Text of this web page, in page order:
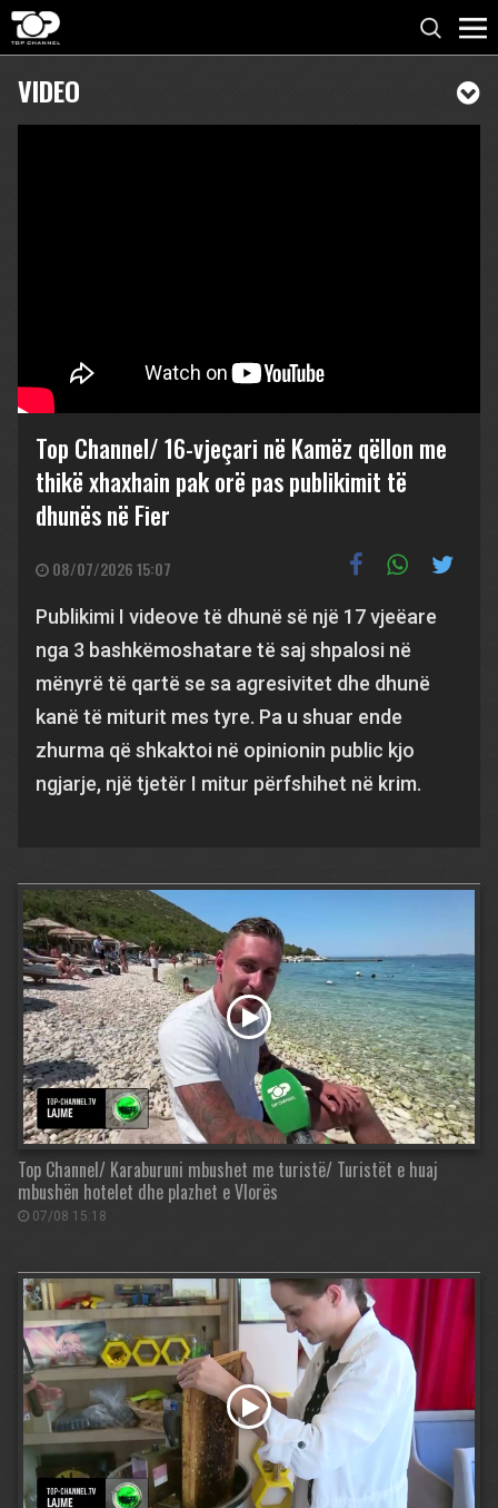
VIDEO
Top Channel/ 16-vjeçari në Kamëz qëllon me
thikë xhaxhain pak orë pas publikimit të
dhunës në Fier
08/07/2026 15:07
Publikimi I videove të dhunë së një 17 vjeëare
nga 3 bashkëmoshatare të saj shpalosi në
mënyrë të qartë se sa agresivitet dhe dhunë
kanë të miturit mes tyre. Pa u shuar ende
zhurma që shkaktoi në opinionin public kjo
ngjarje, një tjetër I mitur përfshihet në krim.
Top Channel/ Karaburuni mbushet me turistë/ Turistët e huaj
mbushën hotelet dhe plazhet e Vlorës
07/08 15:18